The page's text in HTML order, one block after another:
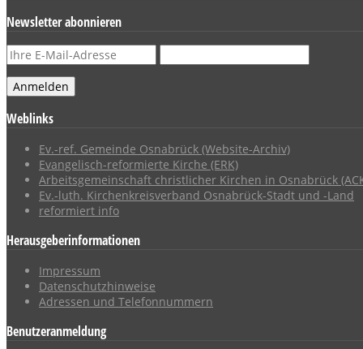
Newsletter abonnieren
Weblinks
Ev.-ref. Gemeinde Osnabrück (Website-Archiv)
Evangelisch-reformierte Kirche (ERK)
Arbeitsgemeinschaft christlicher Kirchen in Osnabrück
Ev.-luth. Kirchenkreisverband Osnabrück-Stadt und -Land
reformiert info
Herausgeberinformationen
Impressum
Datenschutzhinweise
Adressen und Telefonnummern
Benutzeranmeldung